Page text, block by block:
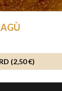
(2,50 €)